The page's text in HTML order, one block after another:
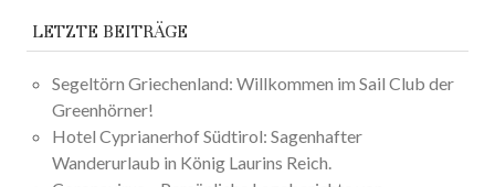
LETZTE BEITRÄGE
Segeltörn Griechenland: Willkommen im Sail Club der
Greenhörner!
Hotel Cyprianerhof Südtirol: Sagenhafter
Wanderurlaub in König Laurins Reich.